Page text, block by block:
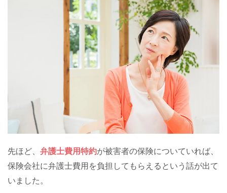
先ほど、 弁護士費用特約が被害者の保険についていれば、
保険会社に弁護士費用を負担してもらえるという話が出て
いました。